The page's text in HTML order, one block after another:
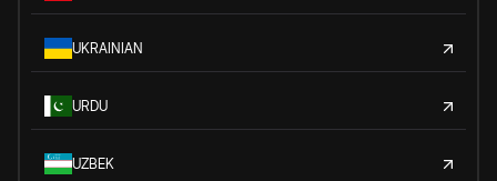
UKRAINIAN
URDU
UZBEK